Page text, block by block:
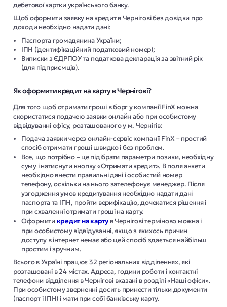
дебетової картки українського банку.
Щоб оформити заявку на кредит в Чернігові без довідки про
доходи необхідно надати дані:
Паспорта громадянина України;
ІПН (ідентифікаційний податковий номер);
Виписки з ЄДРПОУ та податкова декларація за звітний рік
(для підприємців).
Як оформити кредит на карту в Чернігові?
Для того щоб отримати гроші в борг у компанії FinX можна
скористатися подачею заявки онлайн або при особистому
відвідуванні офісу, розташованого у м. Чернігів:
Подача заявки через онлайн-сервіс компанії FinX – простий
спосіб отримати гроші швидко і без проблем.
Все, що потрібно – це підібрати параметри позики, необхідну
суму і натиснути кнопку «Отримати кредит». В поля анкети
необхідно внести правильні дані і особистий номер
телефону, оскільки на нього зателефонує менеджер. Після
узгодження умов кредитування необхідно надати дані
паспорта та ІПН, пройти верифікацію, дочекатися рішення і
при схваленні отримати гроші на карту.
Оформити кредит на картув Чернігові терміново можна і
при особистому відвідуванні, якщо з якихось причин
доступу в інтернет немає або цей спосіб здається найбільш
простим і зручним.
Всього в Україні працює 32 регіональних відділеннях, які
розташовані в 24 містах. Адреса, години роботи і контактні
телефони відділення в Чернігові вказані в розділі «Наші офіси».
При особистому зверненні досить принести тільки документи
(паспорт і ІПН) і мати при собі банківську карту.